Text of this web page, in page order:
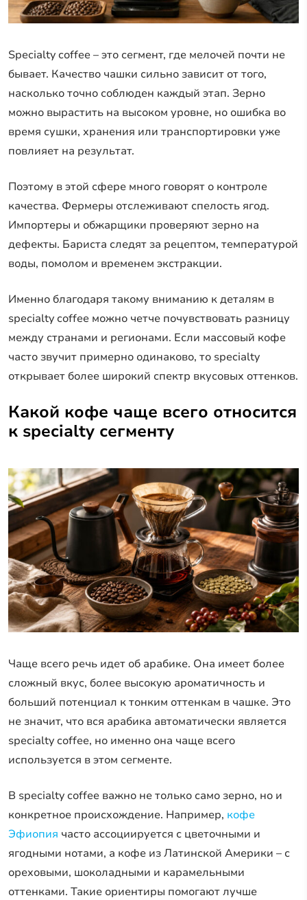
Specialty coffee – это сегмент, где мелочей почти не
бывает. Качество чашки сильно зависит от того,
насколько точно соблюден каждый этап. Зерно
можно вырастить на высоком уровне, но ошибка во
время сушки, хранения или транспортировки уже
повлияет на результат.
Поэтому в этой сфере много говорят о контроле
качества. Фермеры отслеживают спелость ягод.
Импортеры и обжарщики проверяют зерно на
дефекты. Бариста следят за рецептом, температурой
воды, помолом и временем экстракции.
Именно благодаря такому вниманию к деталям в
specialty coffee можно четче почувствовать разницу
между странами и регионами. Если массовый кофе
часто звучит примерно одинаково, то specialty
открывает более широкий спектр вкусовых оттенков.
Какой кофе чаще всего относится
к specialty сегменту
Чаще всего речь идет об арабике. Она имеет более
сложный вкус, более высокую ароматичность и
больший потенциал к тонким оттенкам в чашке. Это
не значит, что вся арабика автоматически является
specialty coffee, но именно она чаще всего
используется в этом сегменте.
В specialty coffee важно не только само зерно, но и
конкретное происхождение. Например, кофе
Эфиопия часто ассоциируется с цветочными и
ягодными нотами, а кофе из Латинской Америки – с
ореховыми, шоколадными и карамельными
оттенками. Такие ориентиры помогают лучше